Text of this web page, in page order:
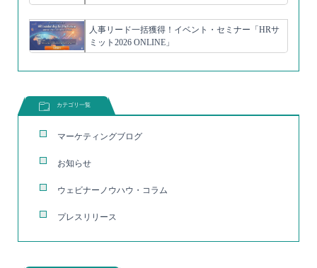
人事リード一括獲得！イベント・セミナー「HRサ
ミット2026 ONLINE」
カテゴリ一覧
マーケティングブログ
お知らせ
ウェビナーノウハウ・コラム
プレスリリース